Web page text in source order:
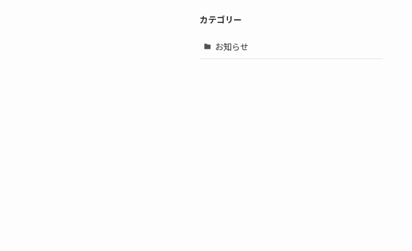
カテゴリー
お知らせ